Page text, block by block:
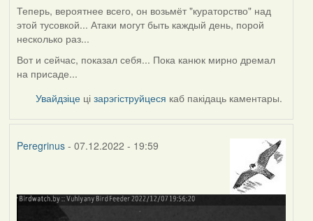
Теперь, вероятнее всего, он возьмёт "кураторство" над
этой тусовкой... Атаки могут быть каждый день, порой
несколько раз...
Вот и сейчас, показал себя... Пока канюк мирно дремал
на присаде...
Увайдзіце цізарэгіструйцеся каб пакідаць каментары.
Peregrinus- 07.12.2022 - 19:59